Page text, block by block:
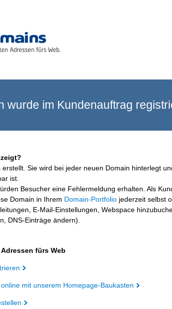
wurde im Kundenauftrag
Sie wird bei jeder neuen Domain hinterlegt
ist.
Besucher eine Fehlermeldung erhalten. Als
Domain in Ihrem Domain-Portfolio jederzeit selbst
E-Mail-Einstellungen, Webspace
DNS-Einträge ändern).
fürs Web
mit unserem Homepage-Baukasten